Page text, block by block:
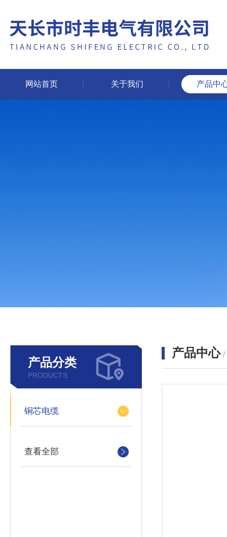
网站首页 关于我们 产品中
产品分类
PRODUCTS
铜芯电缆
查看全部
产品中心 /